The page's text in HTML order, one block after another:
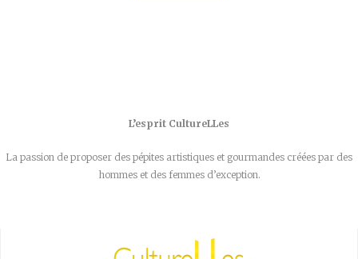
L’esprit CultureLLes
La passion de proposer des pépites artistiques et gourmandes créées par des
hommes et des femmes d’exception.